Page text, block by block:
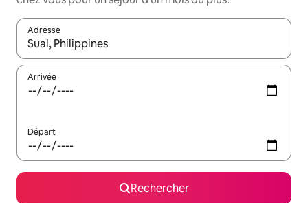
Adresse
Lorsque les résultats s'affichent, utilisez les flèches vers le
Arrivée
Départ
Rechercher